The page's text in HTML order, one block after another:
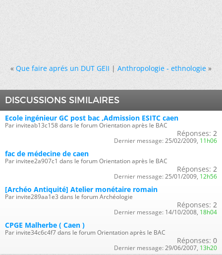
« Que faire aprés un DUT GEII|Anthropologie - ethnologie »
DISCUSSIONS SIMILAIRES
Ecole ingénieur GC post bac ,Admission ESITC caen
Par inviteab13c158 dans le forum Orientation après le BAC
Réponses: 2
Dernier message: 25/02/2009, 11h06
fac de médecine de caen
Par invitee2a907c1 dans le forum Orientation après le BAC
Réponses: 2
Dernier message: 25/01/2009, 12h56
[Archéo Antiquité] Atelier monétaire romain
Par invite289aa1e3 dans le forum Archéologie
Réponses: 2
Dernier message: 14/10/2008, 18h04
CPGE Malherbe ( Caen )
Par invite34c6c4f7 dans le forum Orientation après le BAC
Réponses: 0
Dernier message: 29/06/2007, 13h20